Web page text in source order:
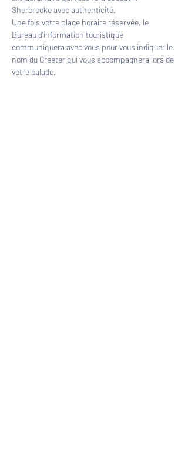
Sherbrooke avec authenticité.
Une fois votre plage horaire réservée, le
Bureau d'information touristique
communiquera avec vous pour vous indiquer le
nom du Greeter qui vous accompagnera lors de
votre balade.